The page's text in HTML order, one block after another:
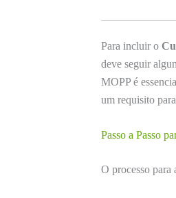
Para incluir o
deve seguir
MOPP é
um requisito
Passo a Passo
O processo